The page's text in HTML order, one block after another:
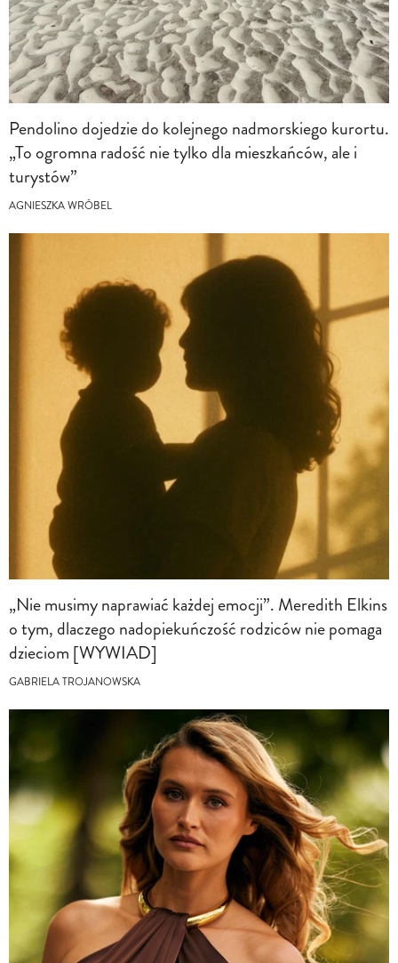
Pendolino dojedzie do kolejnego nadmorskiego kurortu.
„To ogromna radość nie tylko dla mieszkańców, ale i
turystów”
AGNIESZKA WRÓBEL
„Nie musimy naprawiać każdej emocji”. Meredith Elkins
o tym, dlaczego nadopiekuńczość rodziców nie pomaga
dzieciom [WYWIAD]
GABRIELA TROJANOWSKA